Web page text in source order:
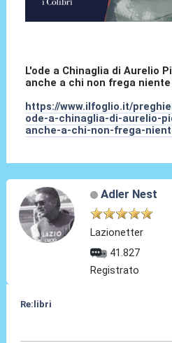
L'ode a Chinaglia di Aurelio
anche a chi non frega
https://www.ilfoglio.it/
ode-a-chinaglia-di-aurelio-
anche-a-chi-non-frega-
Adler Nest
Lazionetter
41.827
Registrato
Re:libri